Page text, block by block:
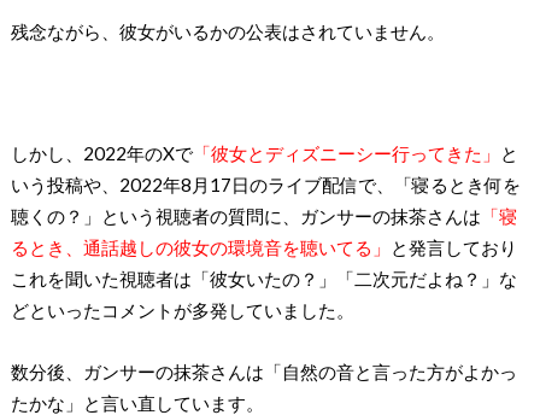
残念ながら、彼女がいるかの公表はされていません。
しかし、2022年のXで「彼女とディズニーシー行ってきた」
と
いう投稿や、2022年8月17日のライブ配信で、「寝るとき何を
聴くの？」という視聴者の質問に、ガンサーの抹茶さんは 「寝
るとき、通話越しの彼女の環境音を聴いてる」
と発言しており
これを聞いた視聴者は「彼女いたの？」「二次元だよね？」な
どといったコメントが多発していました。
数分後、ガンサーの抹茶さんは「自然の音と言った方がよかっ
たかな」と言い直しています。